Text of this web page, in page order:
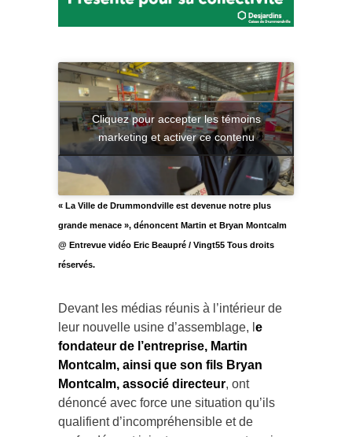
Cliquez pour accepter les témoins
marketing et activer ce contenu
« La Ville de Drummondville est devenue notre plus
grande menace », dénoncent Martin et Bryan Montcalm
@ Entrevue vidéo Eric Beaupré / Vingt55 Tous droits
réservés.
Devant les médias réunis à l’intérieur de
leur nouvelle usine d’assemblage, l e
fondateur de l’entreprise, Martin
Montcalm, ainsi que son fils Bryan
Montcalm, associé directeur, ont
dénoncé avec force une situation qu’ils
qualifient d’incompréhensible et de